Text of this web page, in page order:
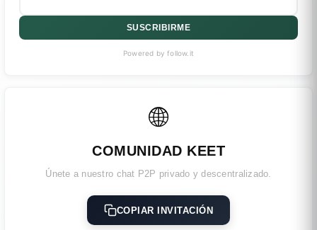
SUSCRIBIRME
Powered by follow.it
🌐
COMUNIDAD KEET
Únete a nuestro chat P2P privado y descentralizado.
COPIAR INVITACIÓN